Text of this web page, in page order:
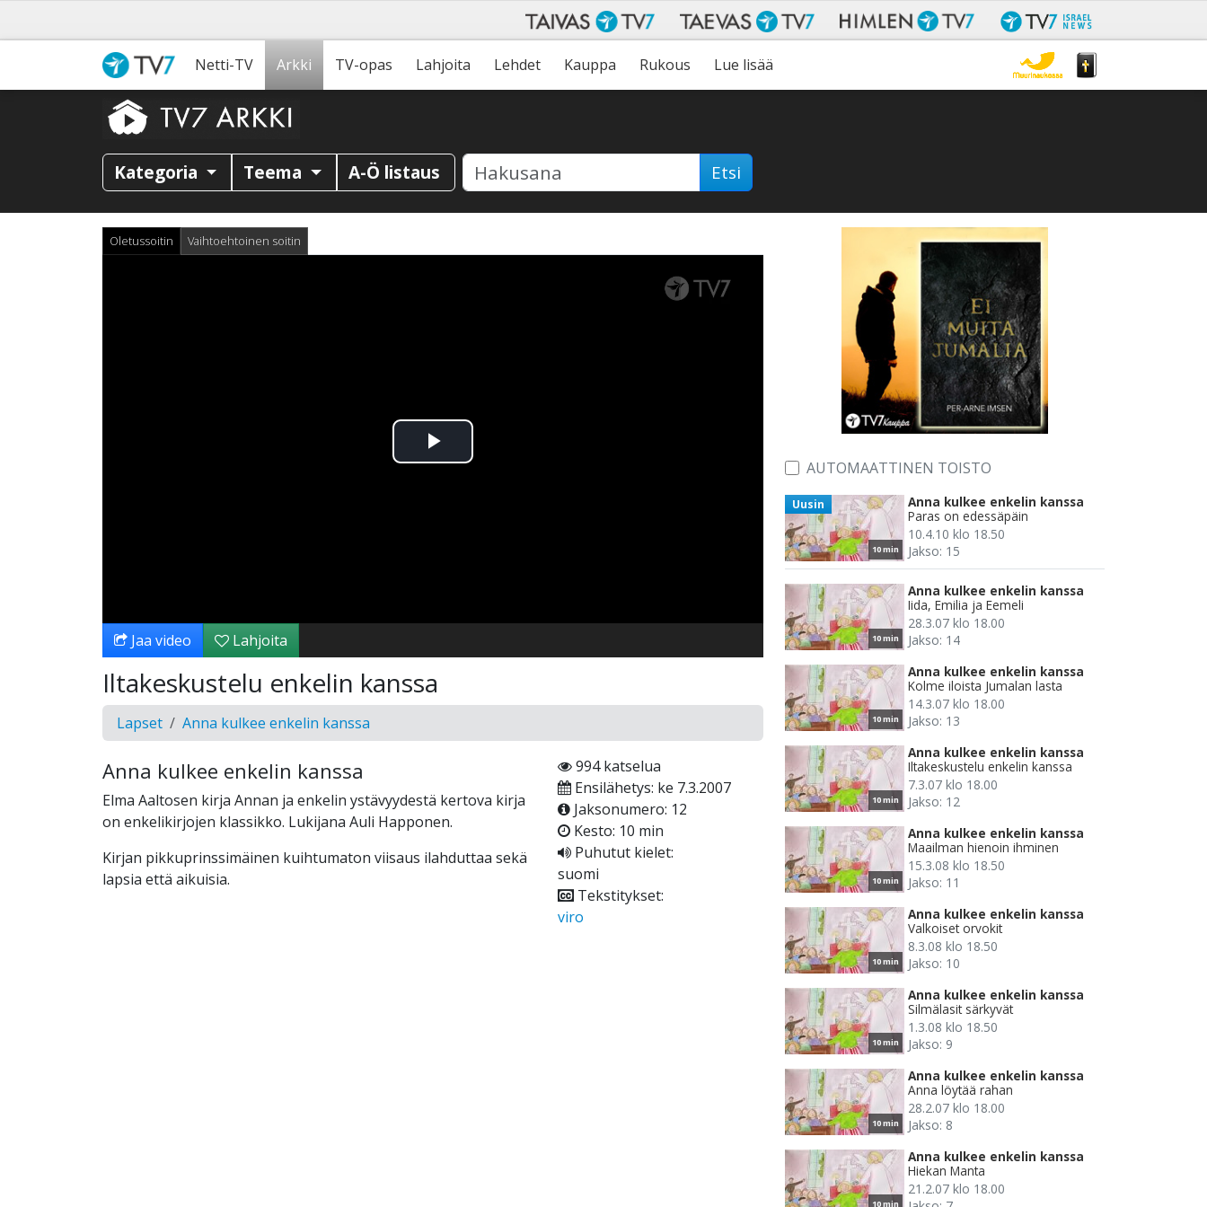
Netti-TV Arkki TV-opas Lahjoita Lehdet Kauppa Rukous Lue lisää
Kategoria Teema A-Ö listaus Etsi
Oletussoitin Vaihtoehtoinen soitin
Toista
Jaa video Lahjoita
Iltakeskustelu enkelin kanssa
Lapset Anna kulkee enkelin kanssa
Anna kulkee enkelin kanssa
Elma Aaltosen kirja Annan ja enkelin ystävyydestä kertova kirja
on enkelikirjojen klassikko. Lukijana Auli Happonen.
Kirjan pikkuprinssimäinen kuihtumaton viisaus ilahduttaa sekä
lapsia että aikuisia.
994 katselua
Ensilähetys: ke 7.3.2007
Jaksonumero: 12
Kesto: 10 min
Puhutut kielet:
suomi
Tekstitykset:
viro
AUTOMAATTINEN TOISTO
10 min
Uusin
Anna kulkee enkelin kanssa
Paras on edessäpäin
10.4.10 klo 18.50
Jakso: 15
10 min
Anna kulkee enkelin kanssa
Iida, Emilia ja Eemeli
28.3.07 klo 18.00
Jakso: 14
10 min
Anna kulkee enkelin kanssa
Kolme iloista Jumalan lasta
14.3.07 klo 18.00
Jakso: 13
10 min
Anna kulkee enkelin kanssa
Iltakeskustelu enkelin kanssa
7.3.07 klo 18.00
Jakso: 12
10 min
Anna kulkee enkelin kanssa
Maailman hienoin ihminen
15.3.08 klo 18.50
Jakso: 11
10 min
Anna kulkee enkelin kanssa
Valkoiset orvokit
8.3.08 klo 18.50
Jakso: 10
10 min
Anna kulkee enkelin kanssa
Silmälasit särkyvät
1.3.08 klo 18.50
Jakso: 9
10 min
Anna kulkee enkelin kanssa
Anna löytää rahan
28.2.07 klo 18.00
Jakso: 8
10 min
Anna kulkee enkelin kanssa
Hiekan Manta
21.2.07 klo 18.00